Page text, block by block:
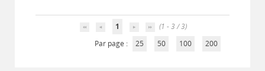
1
(1 - 3 / 3)
Par page :
25 50 100 200